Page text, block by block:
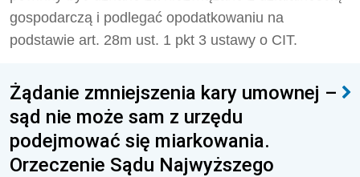
gospodarczą i podlegać opodatkowaniu na
podstawie art. 28m ust. 1 pkt 3 ustawy o CIT.
Żądanie zmniejszenia kary umownej –
sąd nie może sam z urzędu
podejmować się miarkowania.
Orzeczenie Sądu Najwyższego